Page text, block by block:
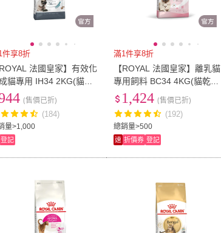
件享8折
ROYAL 法國皇家】有效化
貓專用 IH34 2KG(貓乾
貓飼料 腸胃 實證有效)
量>1,000
(售價已折)
(184)
登記
滿1件享8折
【ROYAL 法國皇家】離乳貓
專用飼料 BC34 4KG(貓乾糧
貓飼料 免疫力 腸胃 孕母貓
坐月子)
總銷量>500
1,424 (售價已折)
(192)
速 折價券 登記